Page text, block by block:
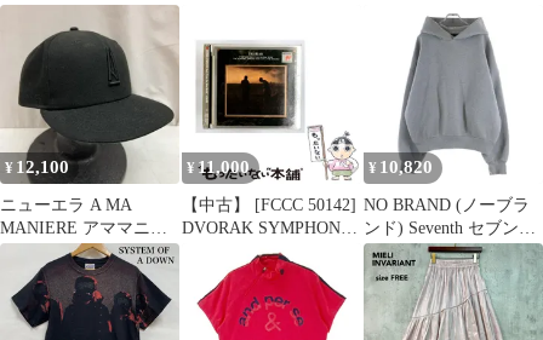
トーン装飾 ロゴ刺繍 ウ
ールニットカーディガ
ン ネイビー 501427
X9N09
トカーディガン アイボ
リー 501427 X9N09
(Makita) クランプ式 サ
ンダ用 A-50142
¥ 12,100
ニューエラ A MA
MANIERE アママニエ
ール キャップ 7 3/8
58.7cm メンズ -
ISItems【USED】【古
着】【中古】50142322
¥ 11,000
【中古】 [FCCC 50142]
DVORAK SYMPHONY
No. 9 ”From the New
World” / A.DAVIS /
SONY RECORDS
¥ 10,820
NO BRAND (ノーブラ
ンド) Seventh セブンス
V2 HOODIE プルオー
バーパーカー フーディ
ー グレー
T250101014203